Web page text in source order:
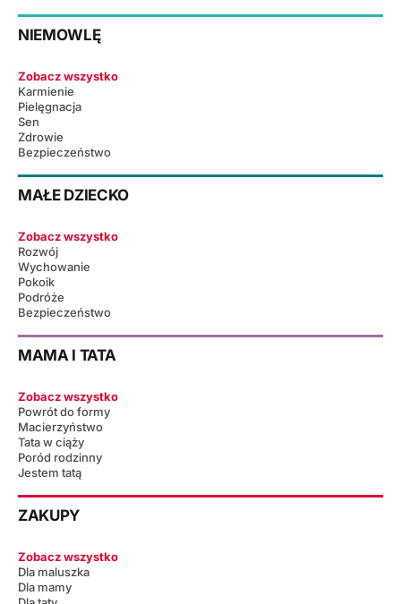
NIEMOWLĘ
Zobacz wszystko
Karmienie
Pielęgnacja
Sen
Zdrowie
Bezpieczeństwo
MAŁE DZIECKO
Zobacz wszystko
Rozwój
Wychowanie
Pokoik
Podróże
Bezpieczeństwo
MAMA I TATA
Zobacz wszystko
Powrót do formy
Macierzyństwo
Tata w ciąży
Poród rodzinny
Jestem tatą
ZAKUPY
Zobacz wszystko
Dla maluszka
Dla mamy